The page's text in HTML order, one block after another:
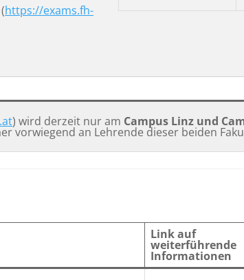
https://exams.fh-
) wird derzeit nur am Campus Linz und
vorwiegend an Lehrende dieser beiden
Link auf
weiterführende
Informationen